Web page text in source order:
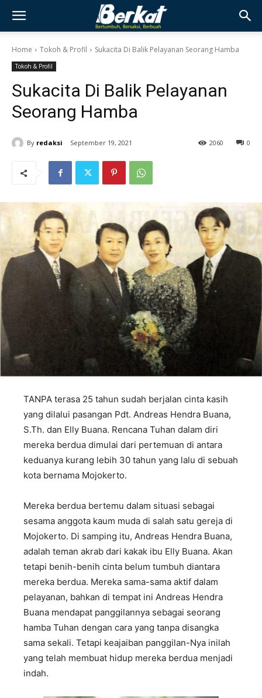
Home Tokoh & Profil Sukacita Di Balik Pelayanan Seorang Hamba
Tokoh & Profil
Sukacita Di Balik Pelayanan
Seorang Hamba
By redaksi September 19, 2021 0
2060
TANPA terasa 25 tahun sudah berjalan cinta kasih
yang dilalui pasangan Pdt. Andreas Hendra Buana,
S.Th. dan Elly Buana. Rencana Tuhan dalam diri
mereka berdua dimulai dari pertemuan di antara
keduanya kurang lebih 30 tahun yang lalu di sebuah
kota bernama Mojokerto.
Mereka berdua bertemu dalam situasi sebagai
sesama anggota kaum muda di salah satu gereja di
Mojokerto. Di samping itu, Andreas Hendra Buana,
adalah teman akrab dari kakak ibu Elly Buana. Akan
tetapi benih-benih cinta belum tumbuh diantara
mereka berdua. Mereka sama-sama aktif dalam
pelayanan, bahkan di tempat ini Andreas Hendra
Buana mendapat panggilannya sebagai seorang
hamba Tuhan dengan cara yang tanpa disangka
sama sekali. Tetapi keajaiban panggilan-Nya inilah
yang telah membuat hidup mereka berdua menjadi
indah.